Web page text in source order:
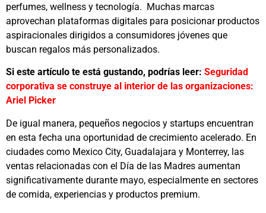
perfumes, wellness y tecnología. Muchas marcas
aprovechan plataformas digitales para posicionar productos
aspiracionales dirigidos a consumidores jóvenes que
buscan regalos más personalizados.
Si este artículo te está gustando, podrías leer: Seguridad
corporativa se construye al interior de las organizaciones:
Ariel Picker
De igual manera, pequeños negocios y startups encuentran
en esta fecha una oportunidad de crecimiento acelerado. En
ciudades como Mexico City, Guadalajara y Monterrey, las
ventas relacionadas con el Día de las Madres aumentan
significativamente durante mayo, especialmente en sectores
de comida, experiencias y productos premium.